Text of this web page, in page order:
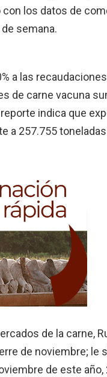
los datos de
semana.
a las
de carne vacuna
indica que
a 257.755
de la carne,
de noviembre; le
de este